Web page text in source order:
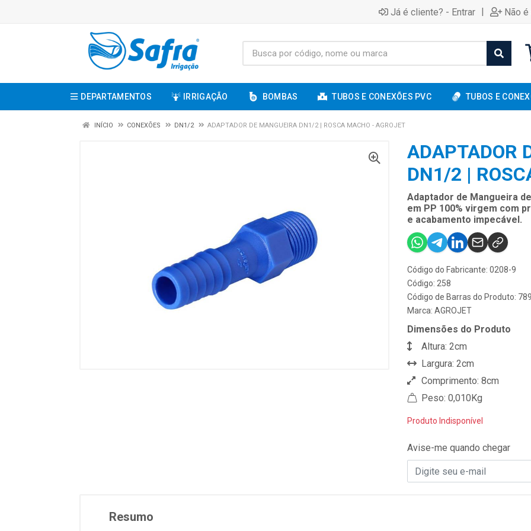
Já é cliente? - Entrar | Não
DEPARTAMENTOS IRRIGAÇÃO BOMBAS TUBOS E CONEXÕES PVC TUBOS E
INÍCIO CONEXÕES DN1/2 ADAPTADOR DE MANGUEIRA DN1/2 | ROSCA MACHO - AGROJET
ADAPTADOR
DN1/2 |
Adaptador de Mangueira
em PP 100% virgem com
e acabamento impecável.
Código do Fabricante: 0208-9
Código: 258
Código de Barras do Produto:
Marca: AGROJET
Dimensões do Produto
Altura: 2cm
Largura: 2cm
Comprimento: 8cm
Peso: 0,010Kg
Produto Indisponível
Avise-me quando chegar
Resumo